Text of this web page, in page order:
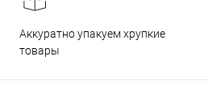
Аккуратно упакуем хрупкие
товары